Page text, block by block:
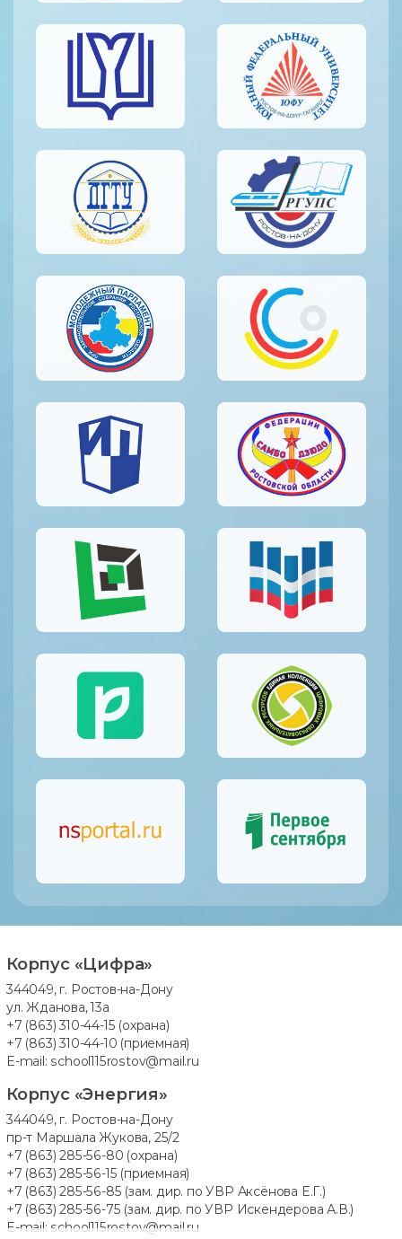
Корпус «Цифра»
344049, г. Ростов-на-Дону
ул. Жданова, 13а
+7 (863) 310-44-15 (охрана)
+7 (863) 310-44-10 (приемная)
E-mail: school115rostov@mail.ru
Корпус «Энергия»
344049, г. Ростов-на-Дону
пр-т Маршала Жукова, 25/2
+7 (863) 285-56-80 (охрана)
+7 (863) 285-56-15 (приемная)
+7 (863) 285-56-85 (зам. дир. по УВР Аксёнова Е.Г.)
+7 (863) 285-56-75 (зам. дир. по УВР Искендерова А.В.)
E-mail: school115rostov@mail.ru